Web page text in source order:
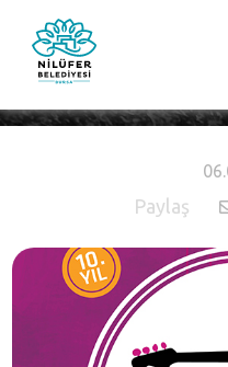
Paylaş